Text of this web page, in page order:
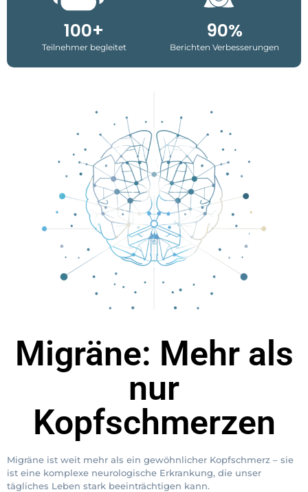
100+
Teilnehmer begleitet
90%
Berichten Verbesserungen
Migräne: Mehr als
nur
Kopfschmerzen
Migräne ist weit mehr als ein gewöhnlicher Kopfschmerz – sie
ist eine komplexe neurologische Erkrankung, die unser
tägliches Leben stark beeinträchtigen kann.